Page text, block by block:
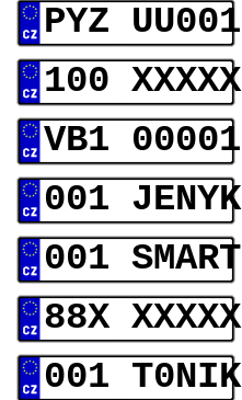
PYZ UU001
100 XXXXX
VB1 00001
001 JENYK
001 SMART
88X XXXXX
001 T0NIK